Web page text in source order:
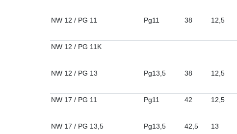
NW 12 / PG 11 Pg11 38 12,5
NW 12 / PG 11K
NW 12 / PG 13 Pg13,5 38 12,5
NW 17 / PG 11 Pg11 42 12,5
NW 17 / PG 13,5 Pg13,5 42,5 13